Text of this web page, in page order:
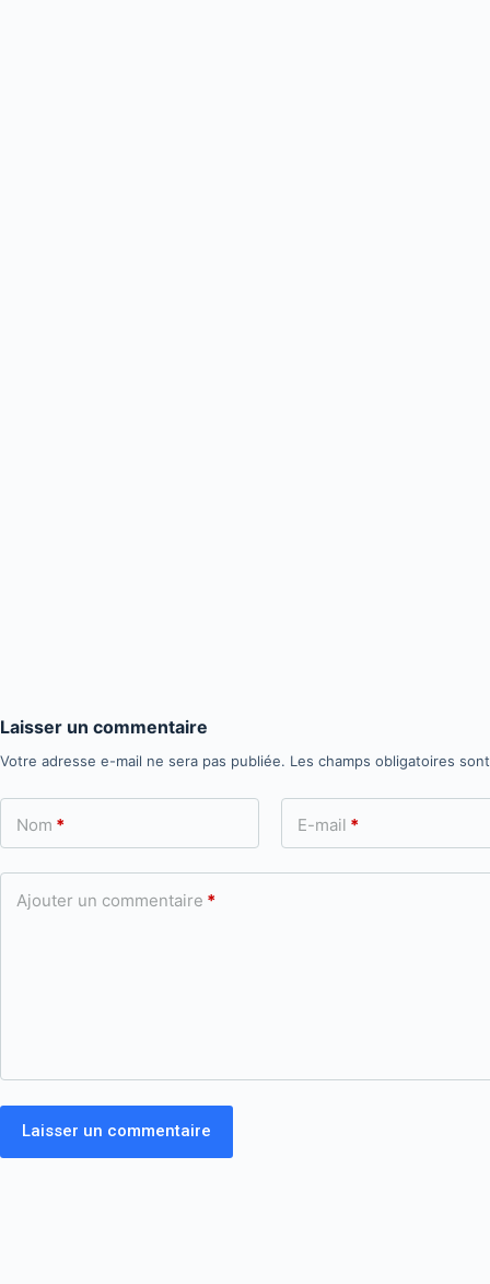
Laisser un commentaire
Votre adresse e-mail ne sera pas publiée. Les champs obligatoires
Nom * E-mail *
Ajouter un commentaire *
Laisser un commentaire